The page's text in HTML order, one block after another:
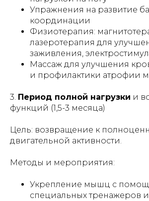
Упражнения на развитие
координации
Физиотерапия:
лазеротерапия для
заживления,
Массаж для улучшения
и профилактики атрофии
3. Период полной нагрузки и
функций (1,5-3 месяца)
Цель: возвращение к
двигательной активности.
Методы и мероприятия:
Укрепление мышц с
специальных тренажеров